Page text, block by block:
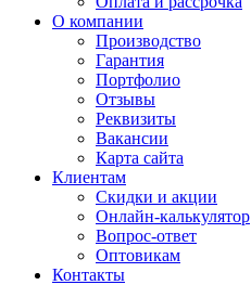
О компании
Производство
Гарантия
Портфолио
Отзывы
Реквизиты
Вакансии
Карта сайта
Клиентам
Скидки и акции
Онлайн-калькулятор
Вопрос-ответ
Оптовикам
Контакты